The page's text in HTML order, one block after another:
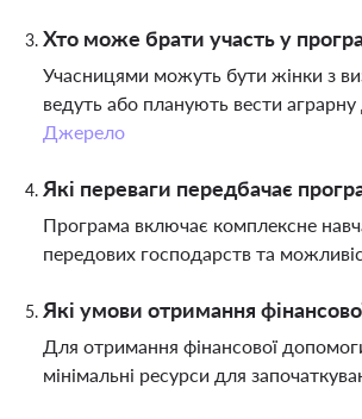
Хто може брати участь у
Учасницями можуть бути жінки з
ведуть або планують вести
Джерело
Які переваги передбачає
Програма включає комплексне
передових господарств та
Які умови отримання
Для отримання фінансової
мінімальні ресурси для